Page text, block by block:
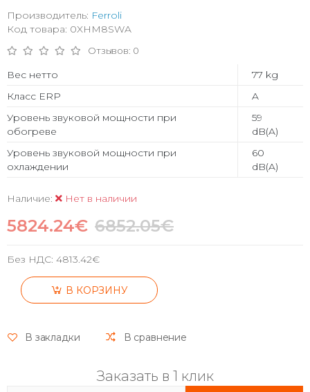
Производитель: Ferroli
Код товара: 0XHM8SWA
Отзывов: 0
Вес нетто
77 kg
Класс ERP
A
Уровень звуковой мощности при
обогреве
59
dB(A)
Уровень звуковой мощности при
охлаждении
60
dB(A)
Наличие: Нет в наличии
5824.24€ 6852.05€
Без НДС: 4813.42€
В КОРЗИНУ
В закладки В сравнение
Заказать в 1 клик